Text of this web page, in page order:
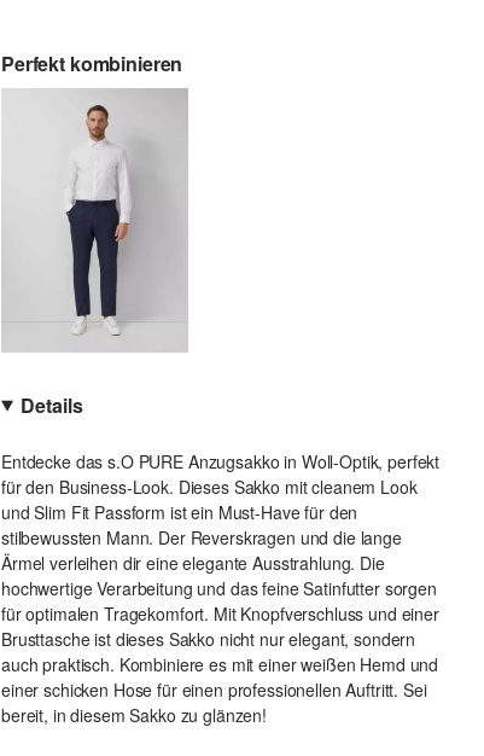
Perfekt kombinieren
Details
Entdecke das s.O PURE Anzugsakko in Woll-Optik, perfekt
für den Business-Look. Dieses Sakko mit cleanem Look
und Slim Fit Passform ist ein Must-Have für den
stilbewussten Mann. Der Reverskragen und die lange
Ärmel verleihen dir eine elegante Ausstrahlung. Die
hochwertige Verarbeitung und das feine Satinfutter sorgen
für optimalen Tragekomfort. Mit Knopfverschluss und einer
Brusttasche ist dieses Sakko nicht nur elegant, sondern
auch praktisch. Kombiniere es mit einer weißen Hemd und
einer schicken Hose für einen professionellen Auftritt. Sei
bereit, in diesem Sakko zu glänzen!